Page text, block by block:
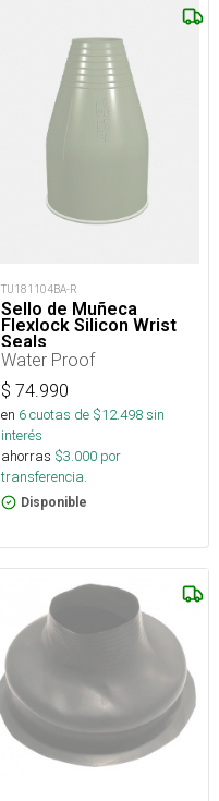
TU181104BA-R
Sello de Muñeca
Flexlock Silicon Wrist
Seals
Water Proof
$ 74.990
en 6cuotas de $12.498sin
interés
ahorras $3.000 por
transferencia.
Disponible